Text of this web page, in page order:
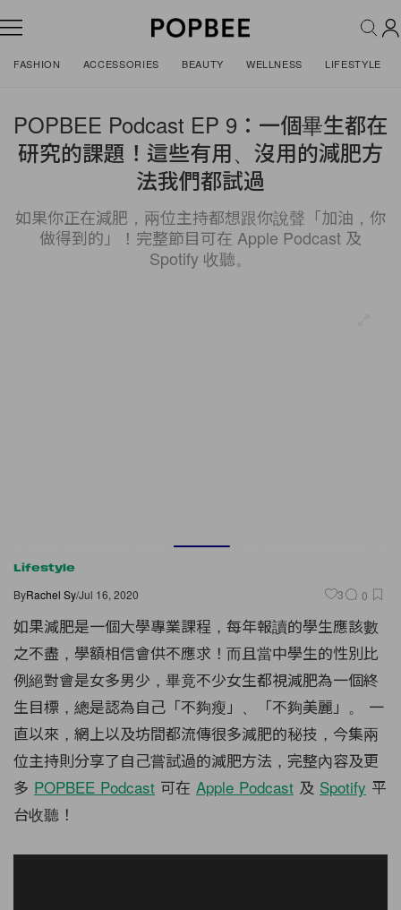
FASHION ACCESSORIES BEAUTY WELLNESS LIFESTYLE
POPBEE Podcast EP 9：一個畢生都在
研究的課題！這些有用、沒用的減肥方
法我們都試過
如果你正在減肥，兩位主持都想跟你說聲「加油，你
做得到的」！完整節目可在 Apple Podcast 及
Spotify 收聽。
Lifestyle
ByRachel Sy/Jul 16, 2020 3 0
如果減肥是一個大學專業課程，每年報讀的學生應該數
之不盡，學額相信會供不應求！而且當中學生的性別比
例絕對會是女多男少，畢竟不少女生都視減肥為一個終
生目標，總是認為自己「不夠瘦」、「不夠美麗」。 一
直以來，網上以及坊間都流傳很多減肥的秘技，今集兩
位主持則分享了自己嘗試過的減肥方法，完整內容及更
多 POPBEE Podcast 可在 Apple Podcast 及 Spotify 平
台收聽！